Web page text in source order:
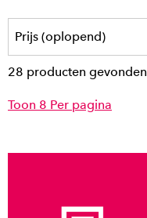
28 producten gevonden
Toon 8 Per pagina